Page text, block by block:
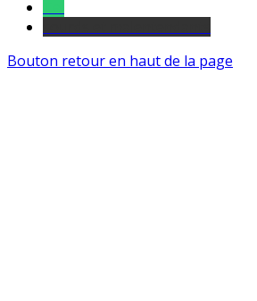
Bouton retour en haut de la page